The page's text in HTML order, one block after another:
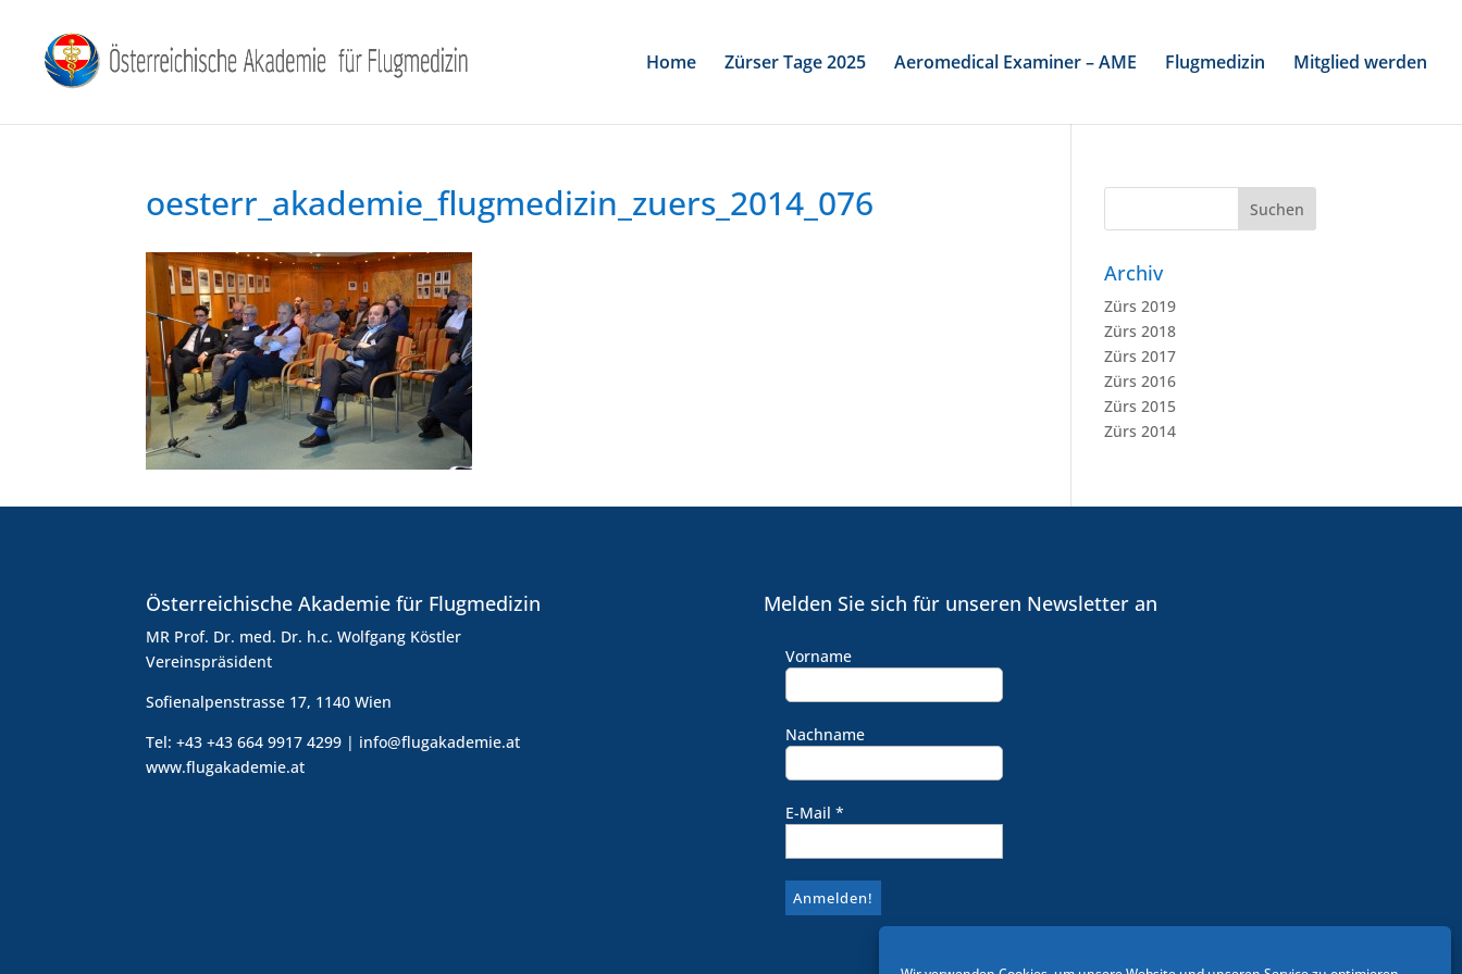
Home Zürser Tage 2025 Aeromedical Examiner – AME Flugmedizin Mitglied werden
oesterr_akademie_flugmedizin_zuers_2014_076
Archiv
Zürs 2019
Zürs 2018
Zürs 2017
Zürs 2016
Zürs 2015
Zürs 2014
Österreichische Akademie für Flugmedizin
MR Prof. Dr. med. Dr. h.c. Wolfgang Köstler
Vereinspräsident
Sofienalpenstrasse 17, 1140 Wien
Tel: +43 +43 664 9917 4299 | info@flugakademie.at
www.flugakademie.at
Melden Sie sich für unseren Newsletter an
Vorname
Nachname
E-Mail *